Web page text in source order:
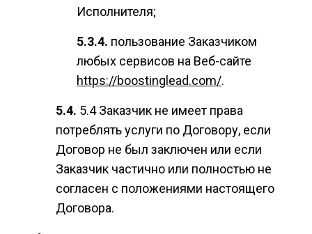
Исполнителя;
пользование Заказчиком
любых сервисов на Веб-сайте
https://boostinglead.com/.
5.4 Заказчик не имеет права
потреблять услуги по Договору, если
Договор не был заключен или если
Заказчик частично или полностью не
согласен с положениями настоящего
Договора.